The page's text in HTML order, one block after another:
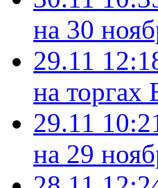
на 30
29.11
на
29.11
на 29